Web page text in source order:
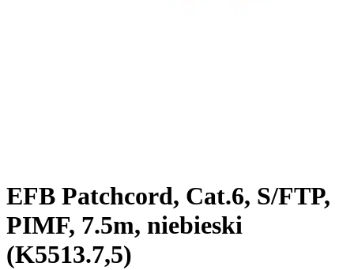
EFB Patchcord, Cat.6, S/FTP,
PIMF, 7.5m, niebieski
(K5513.7,5)